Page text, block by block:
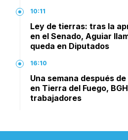
10:11
Ley de tierras: tras la
en el Senado, Aguiar
queda en Diputados
16:10
Una semana después
en Tierra del Fuego,
trabajadores